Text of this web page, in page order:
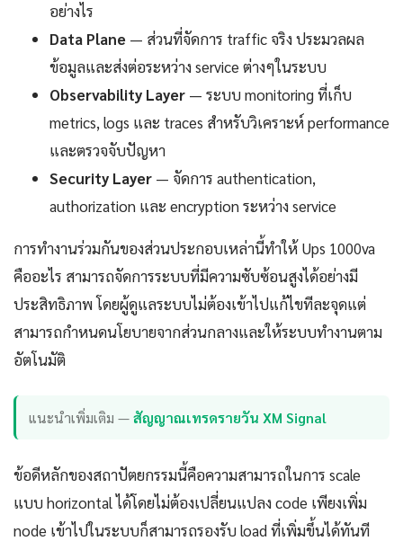
อย่างไร
Data Plane — ส่วนที่จัดการ traffic จริง ประมวลผล
ข้อมูลและส่งต่อระหว่าง service ต่างๆในระบบ
Observability Layer — ระบบ monitoring ที่เก็บ
metrics, logs และ traces สำหรับวิเคราะห์ performance
และตรวจจับปัญหา
Security Layer — จัดการ authentication,
authorization และ encryption ระหว่าง service
การทำงานร่วมกันของส่วนประกอบเหล่านี้ทำให้ Ups 1000va
คืออะไร สามารถจัดการระบบที่มีความซับซ้อนสูงได้อย่างมี
ประสิทธิภาพ โดยผู้ดูแลระบบไม่ต้องเข้าไปแก้ไขทีละจุดแต่
สามารถกำหนดนโยบายจากส่วนกลางและให้ระบบทำงานตาม
อัตโนมัติ
แนะนำเพิ่มเติม —สัญญาณเทรดรายวัน XM Signal
ข้อดีหลักของสถาปัตยกรรมนี้คือความสามารถในการ scale
แบบ horizontal ได้โดยไม่ต้องเปลี่ยนแปลง code เพียงเพิ่ม
node เข้าไปในระบบก็สามารถรองรับ load ที่เพิ่มขึ้นได้ทันที